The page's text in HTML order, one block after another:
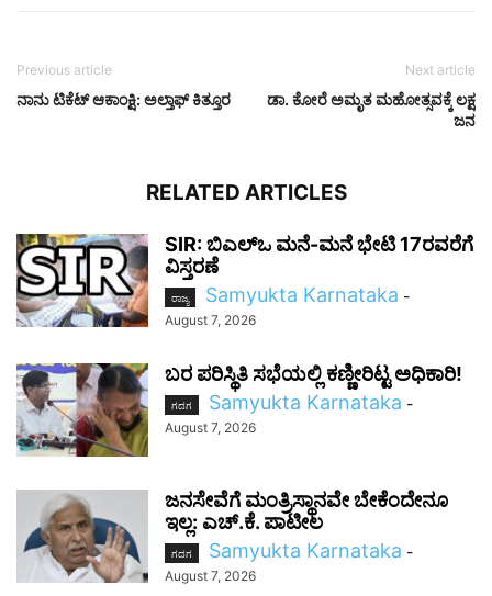
Previous article
ನಾನು ಟಿಕೆಟ್ ಆಕಾಂಕ್ಷಿ: ಅಲ್ತಾಫ್ ಕಿತ್ತೂರ
Next article
ಡಾ. ಕೋರೆ ಅಮೃತ ಮಹೋತ್ಸವಕ್ಕೆ ಲಕ್ಷ
ಜನ
RELATED ARTICLES
SIR: ಬಿಎಲ್ಒ ಮನೆ-ಮನೆ ಭೇಟಿ 17ರವರೆಗೆ
ವಿಸ್ತರಣೆ
ರಾಜ್ಯ Samyukta Karnataka -
August 7, 2026
ಬರ ಪರಿಸ್ಥಿತಿ ಸಭೆಯಲ್ಲಿ ಕಣ್ಣೀರಿಟ್ಟ ಅಧಿಕಾರಿ!
ಗದಗ Samyukta Karnataka -
August 7, 2026
ಜನಸೇವೆಗೆ ಮಂತ್ರಿಸ್ಥಾನವೇ ಬೇಕೆಂದೇನೂ
ಇಲ್ಲ: ಎಚ್‌.ಕೆ. ಪಾಟೀಲ
ಗದಗ Samyukta Karnataka -
August 7, 2026